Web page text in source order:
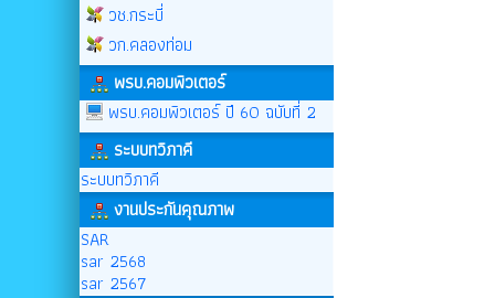
วช.กระบี่
วก.คลองท่อม
พรบ.คอมพิวเตอร์
พรบ.คอมพิวเตอร์ ปี 60 ฉบับที่ 2
ระบบทวิภาคี
ระบบทวิภาคี
งานประกันคุณภาพ
SAR
sar 2568
sar 2567